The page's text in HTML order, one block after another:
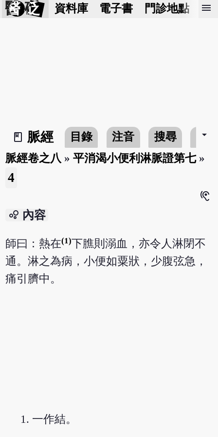
醫 砭 資料庫 電子書 門診地點 預
menu
book_2
脈經 目錄 注音 搜尋 書介
arrow_drop_down
脈經卷之八 »平消渴小便利淋脈證第七»
4
hearing
bubble_chart 內容
師曰：熱在(1)下膲則溺血，亦令人淋閉不
通。淋之為病，小便如粟狀，少腹弦急，
痛引臍中。
一作結。